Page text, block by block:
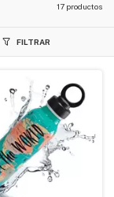
17 productos
FILTRAR